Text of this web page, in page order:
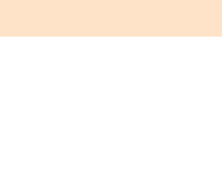
candidatos
un riesgo personal
de centro-
electos. Dado